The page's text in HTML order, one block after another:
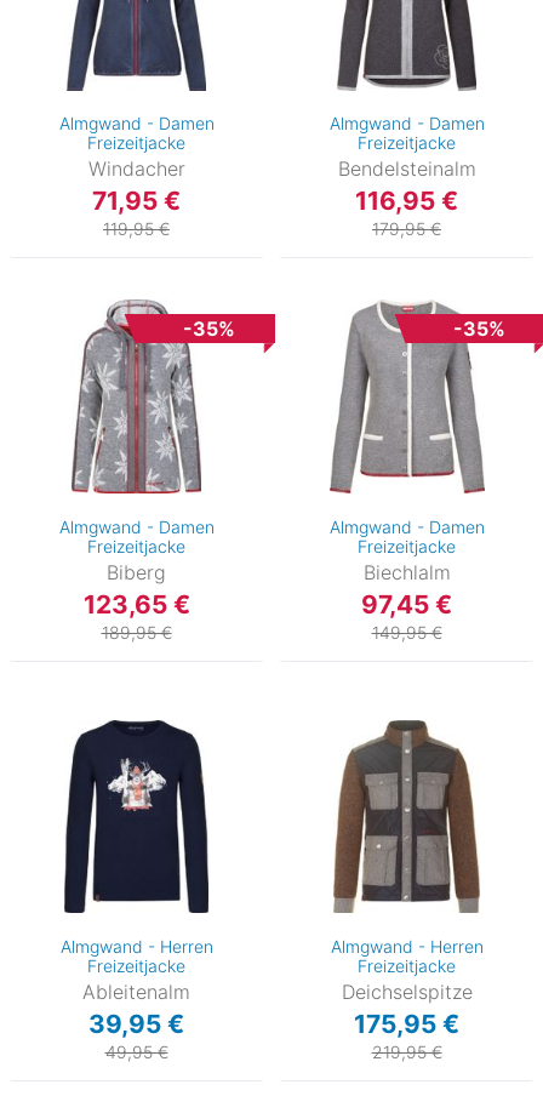
Almgwand - Damen
Freizeitjacke
Windacher
71,95 €
119,95 €
Almgwand - Damen
Freizeitjacke
Bendelsteinalm
116,95 €
179,95 €
-35%
Almgwand - Damen
Freizeitjacke
Biberg
123,65 €
189,95 €
-35%
Almgwand - Damen
Freizeitjacke
Biechlalm
97,45 €
149,95 €
Almgwand - Herren
Freizeitjacke
Ableitenalm
39,95 €
49,95 €
Almgwand - Herren
Freizeitjacke
Deichselspitze
175,95 €
219,95 €